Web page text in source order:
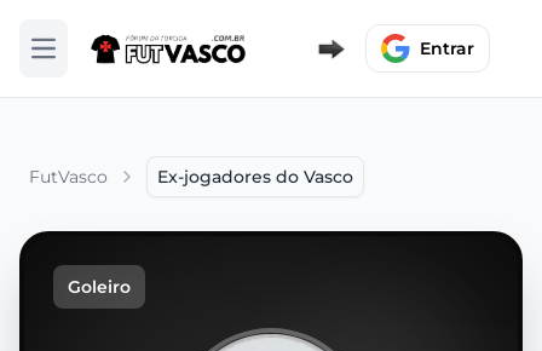
Abrir menu Entrar
FutVasco Ex-jogadores do Vasco
Goleiro